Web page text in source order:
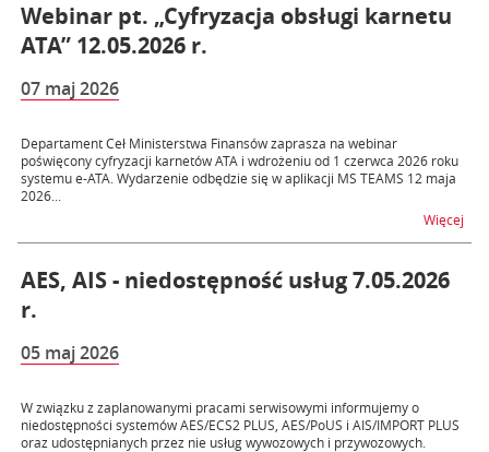
Webinar pt. „Cyfryzacja obsługi karnetu
ATA” 12.05.2026 r.
07 maj 2026
Departament Ceł Ministerstwa Finansów zaprasza na webinar
poświęcony cyfryzacji karnetów ATA i wdrożeniu od 1 czerwca 2026 roku
systemu e-ATA. Wydarzenie odbędzie się w aplikacji MS TEAMS 12 maja
2026...
Więcej
AES, AIS - niedostępność usług 7.05.2026
r.
05 maj 2026
W związku z zaplanowanymi pracami serwisowymi informujemy o
niedostępności systemów AES/ECS2 PLUS, AES/PoUS i AIS/IMPORT PLUS
oraz udostępnianych przez nie usług wywozowych i przywozowych.